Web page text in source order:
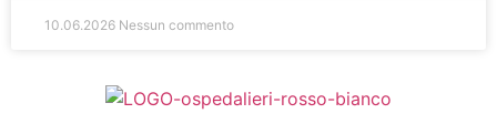
10.06.2026 Nessun commento